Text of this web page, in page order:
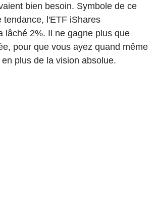
bien besoin. Symbole de ce
tendance, l'ETF iShares
lâché 2%. Il ne gagne plus que
pour que vous ayez quand même
plus de la vision absolue.